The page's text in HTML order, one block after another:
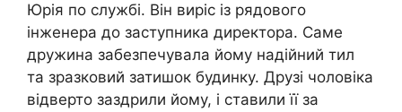
Юрія по службі. Він виріс із рядового
інженера до заступника директора. Саме
дружина забезпечувала йому надійний тил
та зразковий затишок будинку. Друзі чоловіка
відверто заздрили йому, і ставили її за